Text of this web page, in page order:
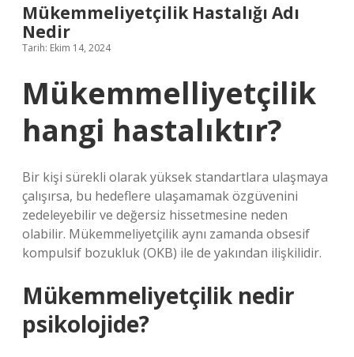
Mükemmeliyetçilik Hastalığı Adı
Nedir
Tarih: Ekim 14, 2024
Mükemmelliyetçilik
hangi hastalıktır?
Bir kişi sürekli olarak yüksek standartlara ulaşmaya
çalışırsa, bu hedeflere ulaşamamak özgüvenini
zedeleyebilir ve değersiz hissetmesine neden
olabilir. Mükemmeliyetçilik aynı zamanda obsesif
kompulsif bozukluk (OKB) ile de yakından ilişkilidir.
Mükemmeliyetçilik nedir
psikolojide?